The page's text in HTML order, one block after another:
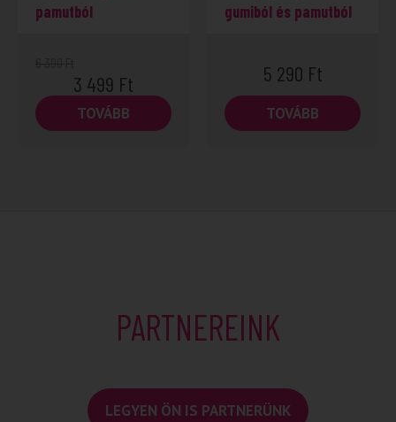
pamutból
3 499 Ft
TOVÁBB
gumiból és pamutból
5 290 Ft
TOVÁBB
PARTNEREINK
LEGYEN ÖN IS PARTNERÜNK